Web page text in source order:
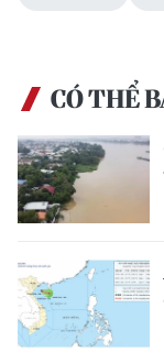
CÓ THỂ